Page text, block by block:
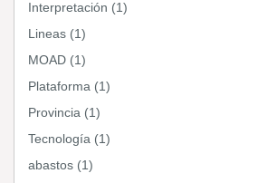
Interpretación (1)
Lineas (1)
MOAD (1)
Plataforma (1)
Provincia (1)
Tecnología (1)
abastos (1)